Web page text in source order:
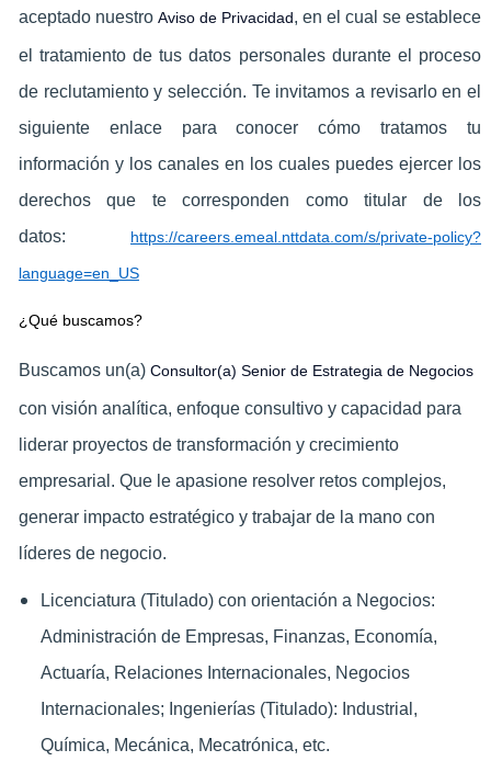
aceptado nuestro Aviso de Privacidad, en el cual se establece
el tratamiento de tus datos personales durante el proceso
de reclutamiento y selección. Te invitamos a revisarlo en el
siguiente enlace para conocer cómo tratamos tu
información y los canales en los cuales puedes ejercer los
derechos que te corresponden como titular de los
datos: https://careers.emeal.nttdata.com/s/private-policy?
language=en_US
¿Qué buscamos?
Buscamos un(a) Consultor(a) Senior de Estrategia de Negocios
con visión analítica, enfoque consultivo y capacidad para
liderar proyectos de transformación y crecimiento
empresarial. Que leapasione resolver retos complejos,
generar impacto estratégico y trabajar de la mano con
líderes de negocio.
Licenciatura (Titulado) con orientación a Negocios:
Administración de Empresas, Finanzas, Economía,
Actuaría, Relaciones Internacionales, Negocios
Internacionales; Ingenierías (Titulado): Industrial,
Química, Mecánica, Mecatrónica, etc.